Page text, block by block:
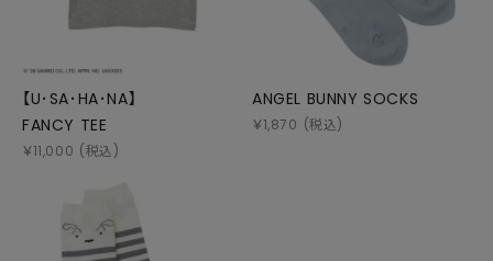
【U･SA･HA･NA】
FANCY TEE
￥11,000 (税込)
ANGEL BUNNY SOCKS
￥1,870 (税込)